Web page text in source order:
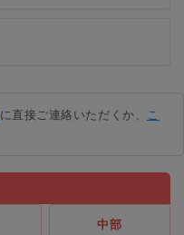
に直接ご連絡いただくか、 こ
中部